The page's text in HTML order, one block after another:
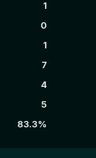
1
0
1
7
4
5
83.3%